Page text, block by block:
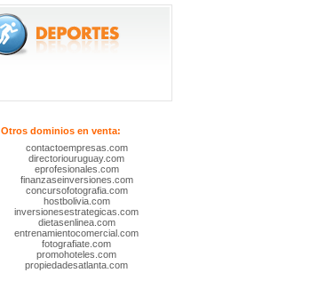
Otros dominios en venta:
contactoempresas.com
directoriouruguay.com
eprofesionales.com
finanzaseinversiones.com
concursofotografia.com
hostbolivia.com
inversionesestrategicas.com
dietasenlinea.com
entrenamientocomercial.com
fotografiate.com
promohoteles.com
propiedadesatlanta.com